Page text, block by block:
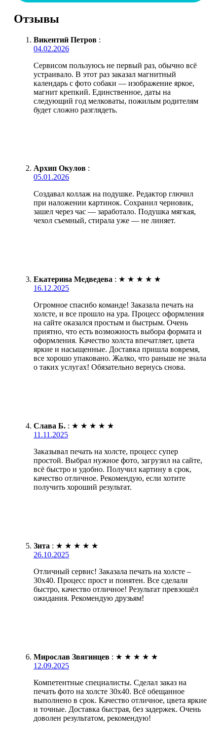
Отзывы
Викентий Петров :
04.02.2026
Сервисом пользуюсь не первый раз, обычно всё
устраивало. В этот раз заказал магнитный
календарь с фото собаки — изображение яркое,
магнит крепкий. Единственное, даты на
следующий год мелковаты, пожилым родителям
будет сложно разглядеть.
Архип Окулов :
05.01.2026
Создавал коллаж на подушке. Редактор глючил
при наложении картинок. Сохранил черновик,
зашел через час — заработало. Подушка мягкая,
чехол съемный, стирала уже — не линяет.
Екатерина Медведева : ★ ★ ★ ★ ★
16.12.2025
Огромное спасибо команде! Заказала печать на
холсте, и все прошло на ура. Процесс оформления
на сайте оказался простым и быстрым. Очень
приятно, что есть возможность выбора формата и
оформления. Качество холста впечатляет, цвета
яркие и насыщенные. Доставка пришла вовремя,
все хорошо упаковано. Жалко, что раньше не знала
о таких услугах! Обязательно вернусь снова.
Слава Б. : ★ ★ ★ ★ ★
11.11.2025
Заказывал печать на холсте, процесс супер
простой. Выбрал нужное фото, загрузил на сайте,
всё быстро и удобно. Получил картину в срок,
качество отличное. Рекомендую, если хотите
получить хороший результат.
Зита : ★ ★ ★ ★ ★
26.10.2025
Отличный сервис! Заказала печать на холсте –
30х40. Процесс прост и понятен. Все сделали
быстро, качество отличное! Результат превзошёл
ожидания. Рекомендую друзьям!
Мирослав Звягинцев : ★ ★ ★ ★ ★
12.09.2025
Компетентные специалисты. Сделал заказ на
печать фото на холсте 30х40. Всё обещанное
выполнено в срок. Качество отличное, цвета яркие
и точные. Доставка быстрая, без задержек. Очень
доволен результатом, рекомендую!